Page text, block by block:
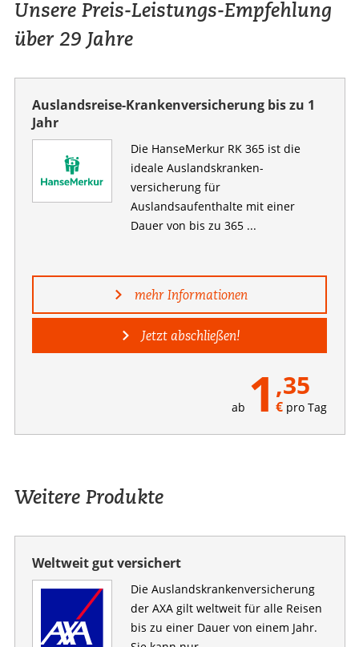
Unsere Preis-Leistungs-Empfehlung
über 29 Jahre
Auslandsreise-Krankenversicherung bis zu 1
Jahr
Die HanseMerkur RK 365 ist die
ideale Auslandskranken­­
versicherung für
Auslandsaufenthalte mit einer
Dauer von bis zu 365 ...
ab 1 ,35
€pro Tag
mehr Informationen
Jetzt abschließen!
Weitere Produkte
Weltweit gut versichert
Die Auslandskranken­versicherung
der AXA gilt weltweit für alle Reisen
bis zu einer Dauer von einem Jahr.